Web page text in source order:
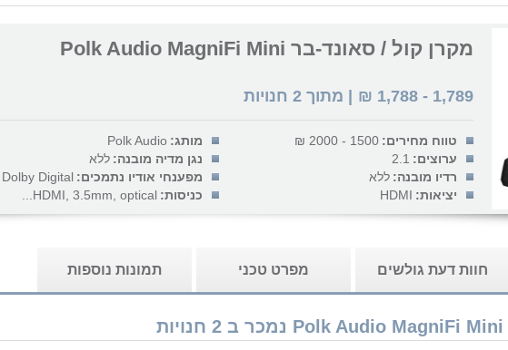
מקרן קול / סאונד-בר Polk Audio MagniFi Mini
1,789
-
1,788
₪ | מתוך 2 חנויות
טווח מחירים: 1500 - 2000 ₪ מותג: Polk Audio
ערוצים: 2.1 נגן מדיה מובנה: ללא
רדיו מובנה: ללא מפענחי אודיו נתמכים: Dolby Digital
יציאות: HDMI כניסות: HDMI, 3.5mm, optical...
חוות דעת גולשים מפרט טכני תמונות נוספות